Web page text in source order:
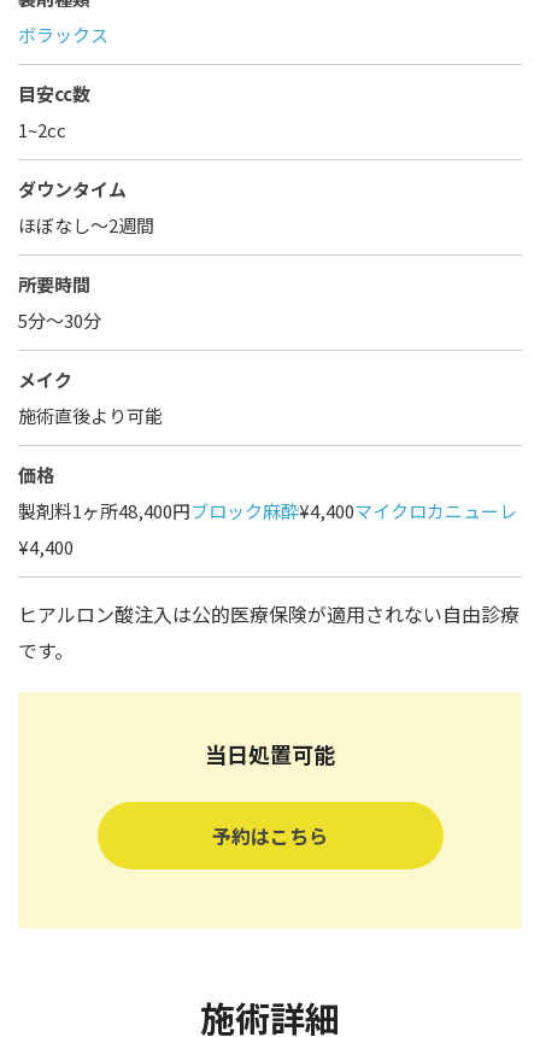
ボラックス
目安cc数
1~2cc
ダウンタイム
ほぼなし〜2週間
所要時間
5分～30分
メイク
施術直後より可能
価格
製剤料1ヶ所48,400円ブロック麻酔¥4,400マイクロカニューレ
¥4,400
ヒアルロン酸注入は公的医療保険が適用されない自由診療
です。
当日処置可能
予約はこちら
施術詳細